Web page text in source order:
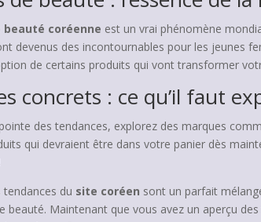
coréenne est un vrai phénomène
devenus des incontournables pour les jeunes
de certains produits qui vont transformer
concrets : ce qu’il faut
des tendances, explorez des marques
qui devraient être dans votre panier dès
tendances du site coréen sont un parfait
beauté. Maintenant que vous avez un aperçu